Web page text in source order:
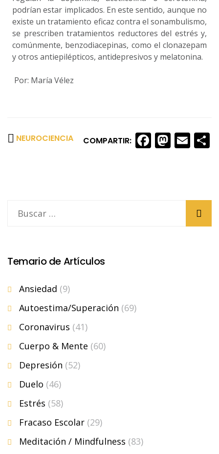
podrían estar implicados. En este sentido, aunque no
existe un tratamiento eficaz contra el sonambulismo,
se prescriben tratamientos reductores del estrés y,
comúnmente, benzodiacepinas, como el clonazepam
y otros antiepilépticos, antidepresivos y melatonina.
Por: María Vélez
NEUROCIENCIA COMPARTIR:
Temario de Artículos
Ansiedad (9)
Autoestima/Superación (69)
Coronavirus (41)
Cuerpo & Mente (60)
Depresión (52)
Duelo (46)
Estrés (58)
Fracaso Escolar (29)
Meditación / Mindfulness (83)